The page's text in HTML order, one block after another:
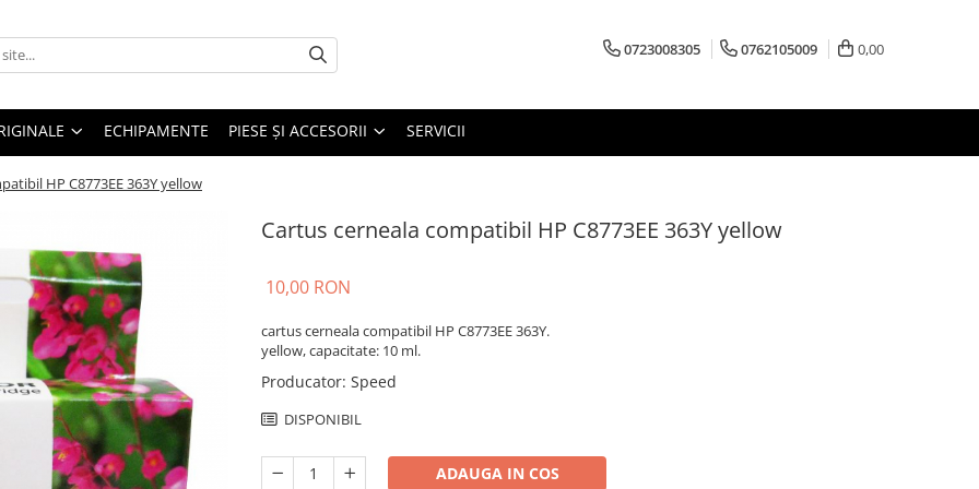
0723008305 0762105009 0,00
ECHIPAMENTE PIESE ŞI ACCESORII SERVICII
HP C8773EE 363Y yellow
Cartus cerneala compatibil HP C8773EE 363Y yellow
10,00 RON
cartus cerneala compatibil HP C8773EE 363Y.
yellow, capacitate: 10 ml.
Producator: Speed
DISPONIBIL
ADAUGA IN COS